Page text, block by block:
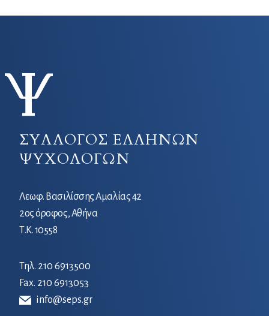
ΣΥΛΛΟΓΟΣ ΕΛΛΗΝΩΝ
ΨΥΧΟΛΟΓΩΝ
Λεωφ. Βασιλίσσης Αμαλίας 42
2ος όροφος, Αθήνα
Τ.Κ. 10558
Τηλ. 210 6913500
Fax. 210 6913053
info@seps.gr